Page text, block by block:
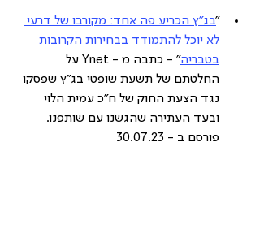
"בג"ץ הכריע פה אחד: מקורבו של דרעי
לא יוכל להתמודד בבחירות הקרובות
בטבריה
" - כתבה מ - Ynet על
החלטתם של תשעת שופטי בג"ץ שפסקו
נגד הצעת החוק של ח"כ עמית הלוי
ובעד העתירה שהגשנו עם שותפנו.
פורסם ב - 30.07.23